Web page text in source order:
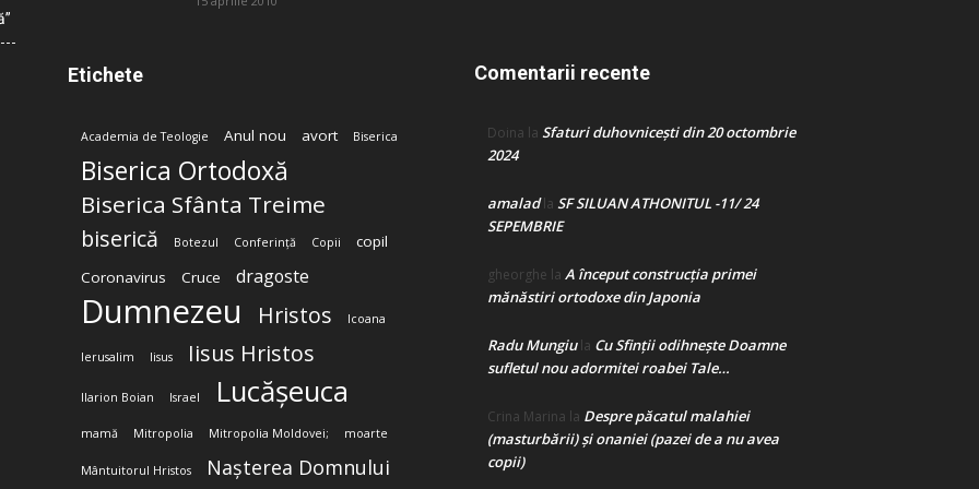
Etichete
Academia de Teologie Anul nou avort Biserica
Biserica Ortodoxă
Biserica Sfânta Treime
biserică Botezul Conferință Copii
copil
Coronavirus
Cruce dragoste
Dumnezeu Hristos Icoana
Ierusalim Iisus Iisus Hristos
Ilarion Boian Israel Lucășeuca
mamă Mitropolia Mitropolia Moldovei; moarte
Mântuitorul Hristos Nașterea Domnului
Comentarii recente
Doina la Sfaturi duhovnicești din 20 octombrie
2024
amaladla SF SILUAN ATHONITUL -11/ 24
SEPEMBRIE
gheorghe la A început construcţia primei
mănăstiri ortodoxe din Japonia
Radu Mungiula Cu Sfinții odihnește Doamne
sufletul nou adormitei roabei Tale…
Crina Marina la Despre păcatul malahiei
(masturbării) şi onaniei (pazei de a nu avea
copii)